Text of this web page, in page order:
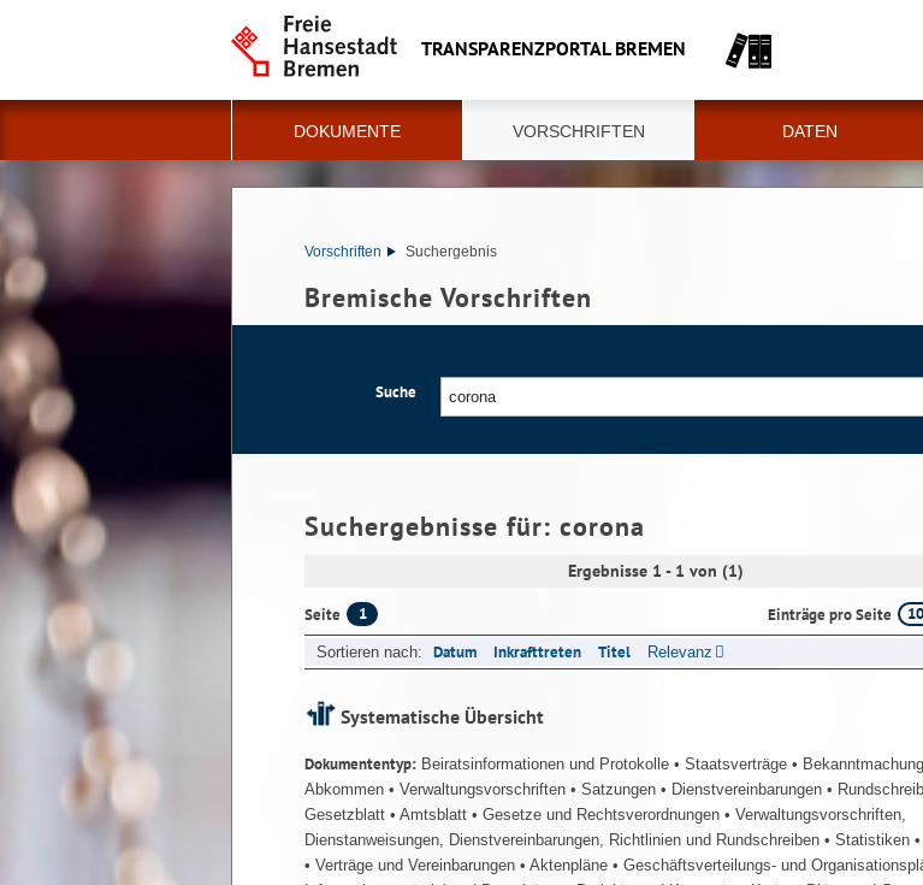
TRANSPARENZPORTAL BREMEN
DOKUMENTE VORSCHRIFTEN DATEN
Vorschriften Suchergebnis
Bremische Vorschriften
Suche
Suchergebnisse für: corona
Ergebnisse 1 - 1 von (1)
Seite 1 Einträge pro Seite 10
Sortieren nach: Datum Inkrafttreten Titel Relevanz
Systematische Übersicht
Dokumententyp: Beiratsinformationen und Protokolle • Staatsverträge •
Abkommen • Verwaltungsvorschriften • Satzungen • Dienstvereinbarungen •
Gesetzblatt • Amtsblatt • Gesetze und Rechtsverordnungen • Verwaltungsvorschriften,
Dienstanweisungen, Dienstvereinbarungen, Richtlinien und Rundschreiben • Statistiken
• Verträge und Vereinbarungen • Aktenpläne • Geschäftsverteilungs- und